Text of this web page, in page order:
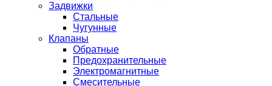
Задвижки
Стальные
Чугунные
Клапаны
Обратные
Предохранительные
Электромагнитные
Смесительные